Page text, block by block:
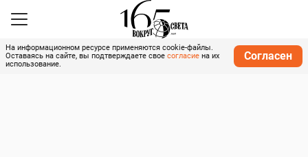
На информационном ресурсе применяются cookie-файлы.
Оставаясь на сайте, вы подтверждаете свое согласие на их
использование.
Согласен